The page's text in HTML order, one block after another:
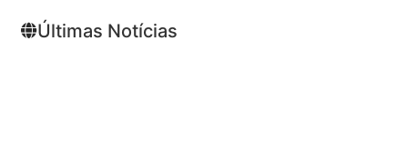
Últimas Notícias